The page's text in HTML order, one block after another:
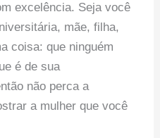
excelência. Seja você
mãe, filha,
coisa: que ninguém
é de sua
não perca a
a mulher que você